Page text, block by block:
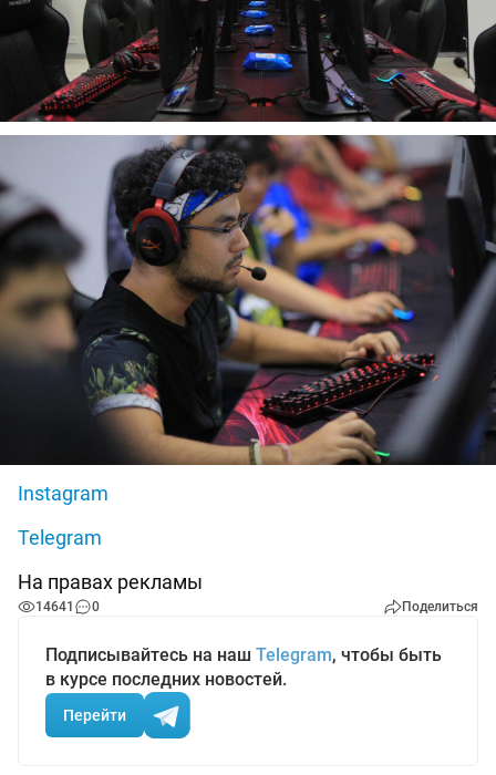
Instagram
Telegram
На правах рекламы
14641 0 Поделиться
Подписывайтесь на наш Telegram, чтобы быть
в курсе последних новостей.
Перейти